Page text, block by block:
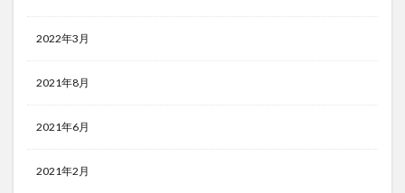
2022年3月
2021年8月
2021年6月
2021年2月